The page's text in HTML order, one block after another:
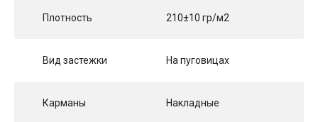
Плотность 210±10 гр/м2
Вид застежки На пуговицах
Карманы Накладные